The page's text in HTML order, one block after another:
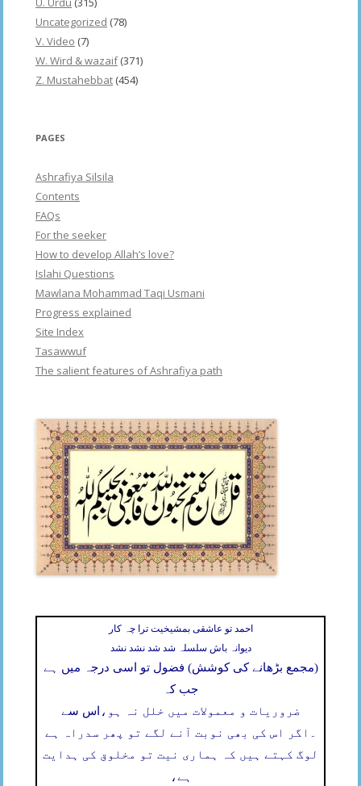
Uncategorized (78)
V. Video (7)
W. Wird & wazaif(371)
Z. Mustahebbat (454)
PAGES
Ashrafiya Silsila
Contents
FAQs
For the seeker
How to develop Allah’s love?
Islahi Questions
Mawlana Mohammad Taqi Usmani
Progress explained
Site Index
Tasawwuf
The salient features of Ashrafiya path
احمد تو عاشقی بمشیخیت ترا چہ کار
دیوانہ باش سلسلہ شد شد نشد نشد
(مجمع بڑھانے کی کوشش) فضول تو اسی درجہ میں ہے
جب کہ
اس سے ضروریات و معمولات میں خلل نہ ہو،
اگر اس کی بھی نوبت آنے لگے تو پھر سدراہ ہے
لوگ کہتے ہیں کہ ہماری نیت تو مخلوق کی ہدایت
ہے،